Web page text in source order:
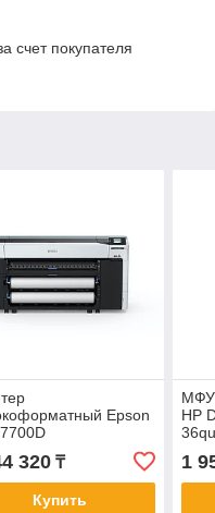
счет покупателя
Epson
А0+
16,3 сек/А1,
PS, 2
320₸
Купить
МФУ
HP
1